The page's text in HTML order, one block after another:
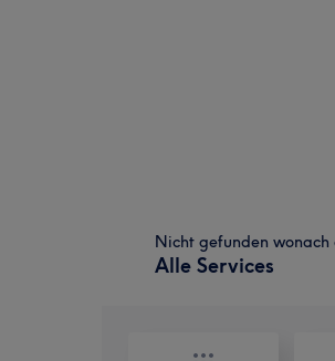
Nicht gefunden wonach
Alle Services